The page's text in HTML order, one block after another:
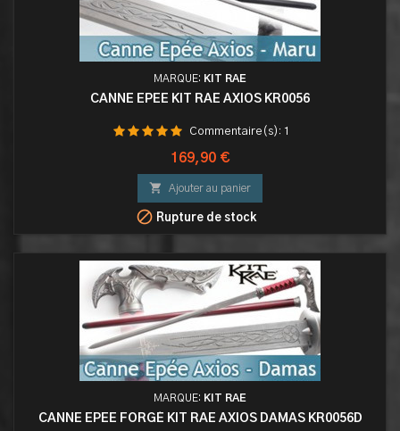
MARQUE: KIT RAE
CANNE EPEE KIT RAE AXIOS KR0056
Commentaire(s): 1
Prix
169,90 €
 Ajouter au panier
 Rupture de stock
MARQUE: KIT RAE
CANNE EPEE FORGÉ KIT RAE AXIOS DAMAS KR0056D